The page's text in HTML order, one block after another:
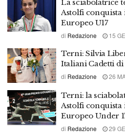
La sciabolatrice
Astolfi conquista
Europeo U17
di Redazione 15
Terni: Silvia
Italiani Cadetti
di Redazione 26
Terni: la
Astolfi conquista
Europeo Under
di Redazione 29